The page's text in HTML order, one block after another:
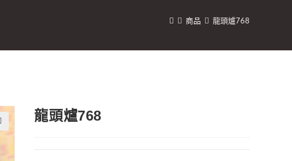
商品 龍頭爐768
龍頭爐768